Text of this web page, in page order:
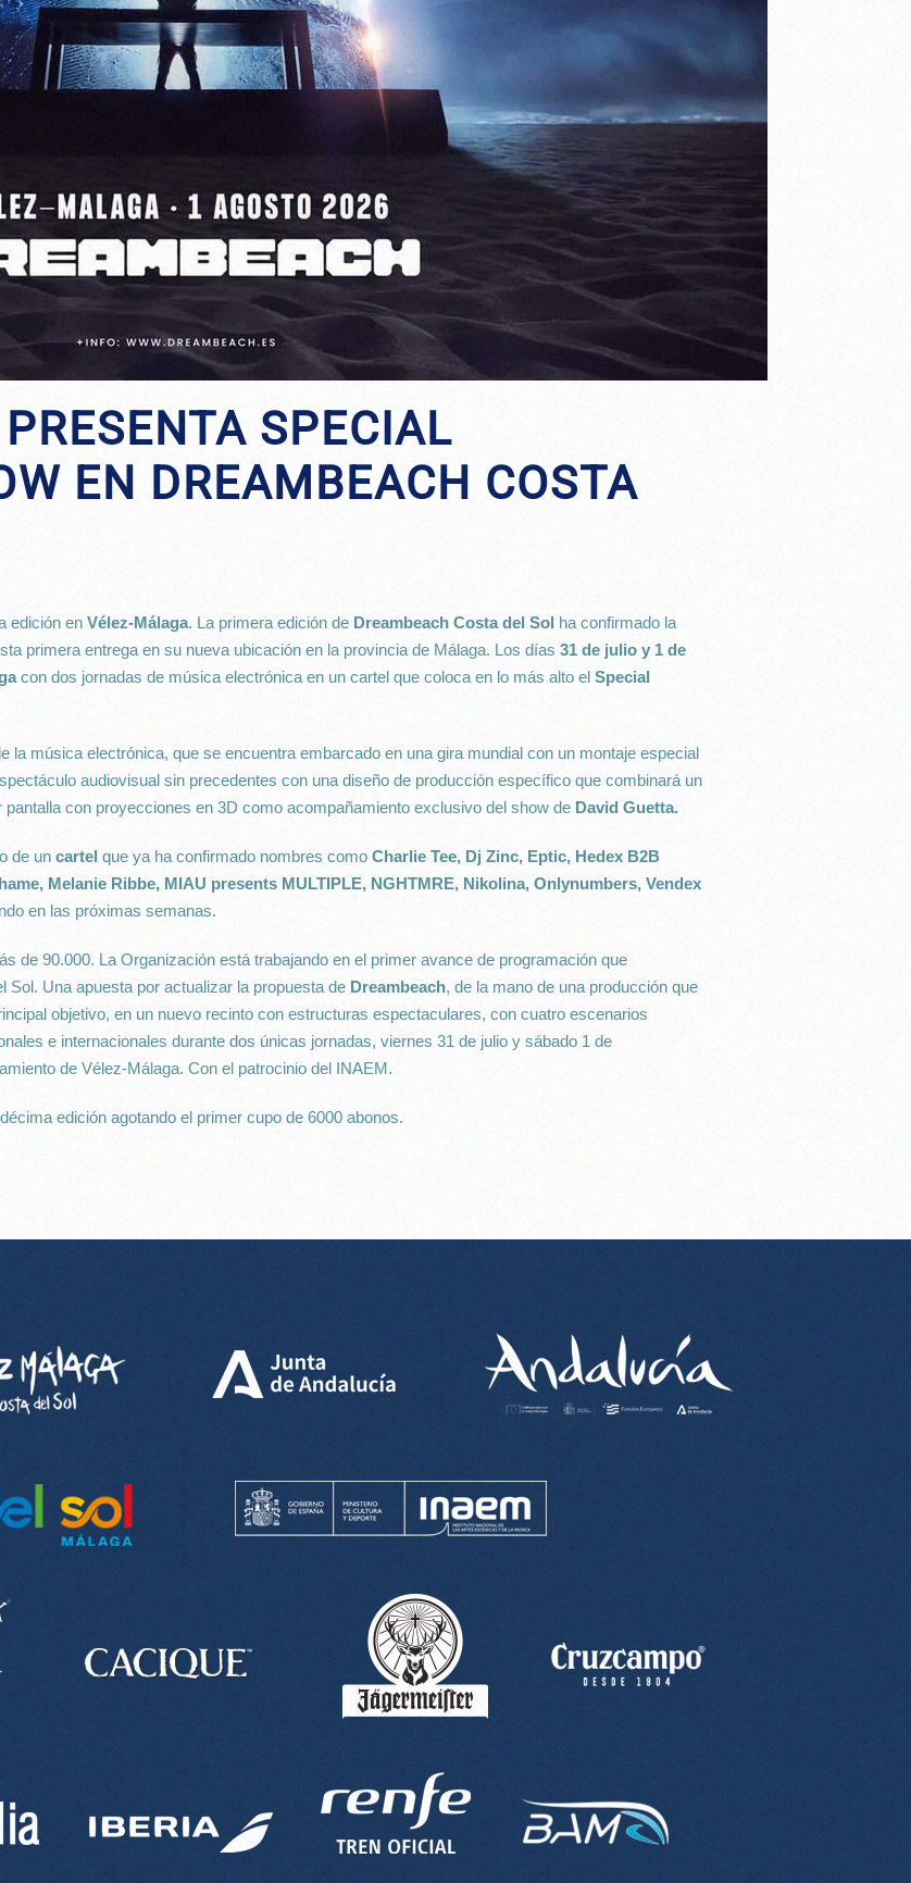
SPECIAL
EN DREAMBEACH COSTA
edición en Vélez-Málaga. La primera edición de Dreambeach Costa del Sol ha confirmado la
primera entrega en su nueva ubicación en la provincia de Málaga. Los días 31 de julio y 1 de
con dos jornadas de música electrónica en un cartel que coloca en lo más alto el Special
la música electrónica, que se encuentra embarcado en una gira mundial con un montaje especial
audiovisual sin precedentes con una diseño de producción específico que combinará un
con proyecciones en 3D como acompañamiento exclusivo del show de David Guetta.
de un cartel que ya ha confirmado nombres como Charlie Tee, Dj Zinc, Eptic, Hedex B2B
Melanie Ribbe, MIAU presents MULTIPLE, NGHTMRE, Nikolina, Onlynumbers, Vendex
en las próximas semanas.
de 90.000. La Organización está trabajando en el primer avance de programación que
Una apuesta por actualizar la propuesta de Dreambeach, de la mano de una producción que
objetivo, en un nuevo recinto con estructuras espectaculares, con cuatro escenarios
e internacionales durante dos únicas jornadas, viernes 31 de julio y sábado 1 de
de Vélez-Málaga. Con el patrocinio del INAEM.
edición agotando el primer cupo de 6000 abonos.